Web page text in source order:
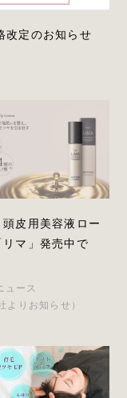
改定のお知らせ
頭皮用美容液ロー
リマ」発売中で
ュース
よりお知らせ）